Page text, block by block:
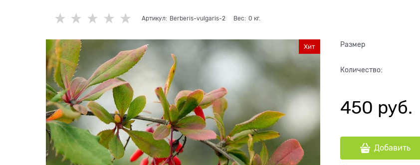
Артикул: Berberis-vulgaris-2 Вес: 0 кг.
Хит Размер
Количество:
450 руб.
Добавить